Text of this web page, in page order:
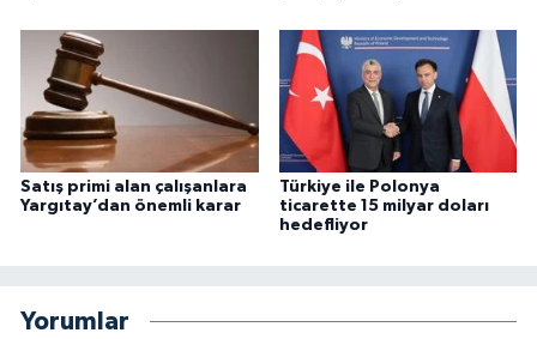
Satış primi alan çalışanlara
Yargıtay’dan önemli karar
Türkiye ile Polonya
ticarette 15 milyar doları
hedefliyor
Yorumlar